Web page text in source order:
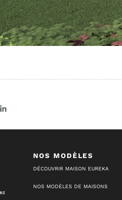
NOS MODÈLES
DÉCOUVRIR MAISON EUREKA
NOS MODÈLES DE MAISONS